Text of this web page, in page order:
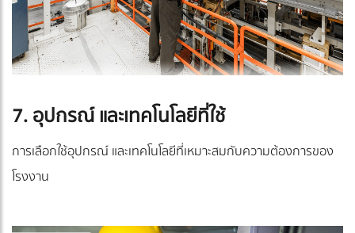
7. อุปกรณ์ และเทคโนโลยีที่ใช้
การเลือกใช้อุปกรณ์ และเทคโนโลยีที่เหมาะสมกับความต้องการของ
โรงงาน